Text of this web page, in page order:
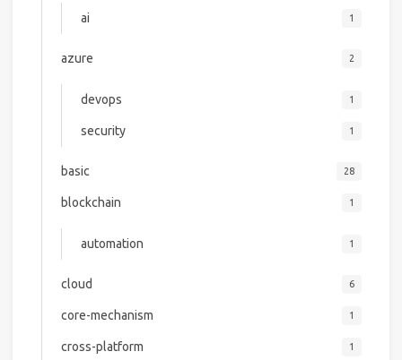
ai 1
azure 2
devops 1
security 1
basic 28
blockchain 1
automation 1
cloud 6
core-mechanism 1
cross-platform 1